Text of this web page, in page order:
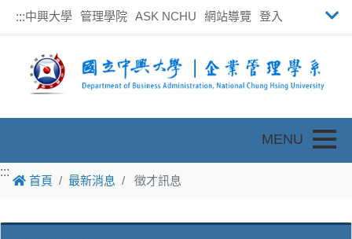
:::中興大學 管理學院 ASK NCHU 網站導覽 登入
:::
首頁 最新消息 徵才訊息